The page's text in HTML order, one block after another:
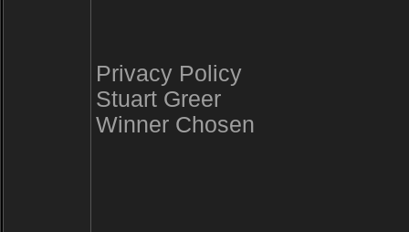
Privacy Policy
Stuart Greer
Winner Chosen